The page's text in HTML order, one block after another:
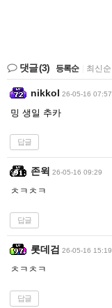
댓글(3) 등록순 최신순
nikkol 26-05-16 07:57
밍 생일 추카
답글
존윅 26-05-16 09:29
ㅊㅋㅊㅋ
답글
롯데검 26-05-16 15:19
ㅊㅋㅊㅋ
답글